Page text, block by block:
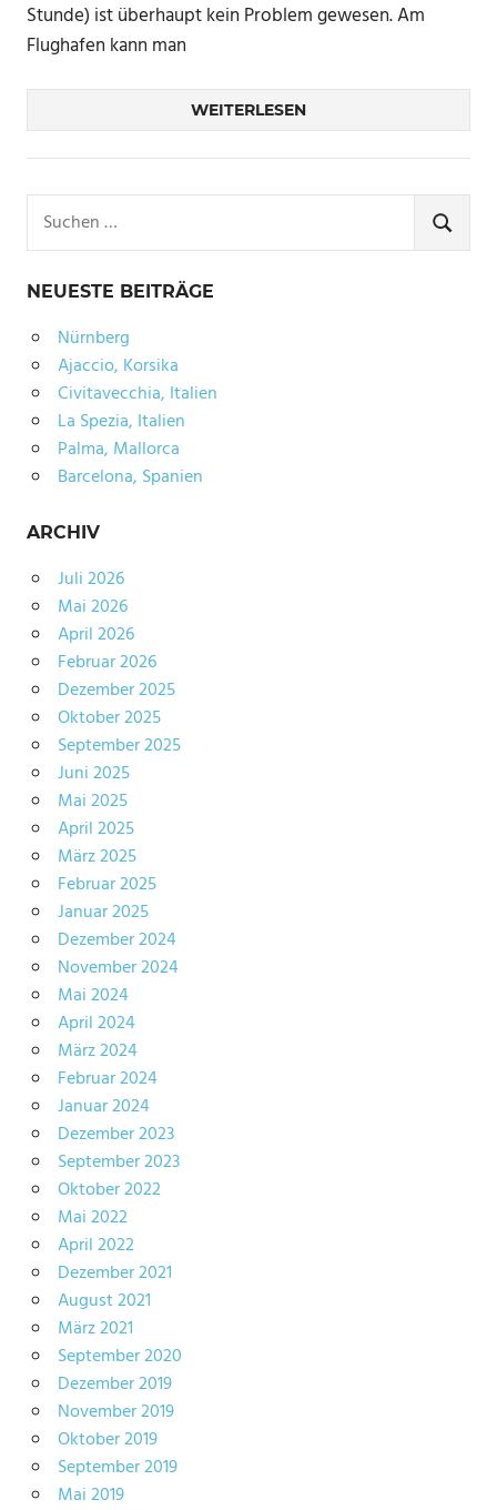
Stunde) ist überhaupt kein Problem gewesen. Am
Flughafen kann man
WEITERLESEN
nach:
SUCHEN
NEUESTE BEITRÄGE
Nürnberg
Ajaccio, Korsika
Civitavecchia, Italien
La Spezia, Italien
Palma, Mallorca
Barcelona, Spanien
ARCHIV
Juli 2026
Mai 2026
April 2026
Februar 2026
Dezember 2025
Oktober 2025
September 2025
Juni 2025
Mai 2025
April 2025
März 2025
Februar 2025
Januar 2025
Dezember 2024
November 2024
Mai 2024
April 2024
März 2024
Februar 2024
Januar 2024
Dezember 2023
September 2023
Oktober 2022
Mai 2022
April 2022
Dezember 2021
August 2021
März 2021
September 2020
Dezember 2019
November 2019
Oktober 2019
September 2019
Mai 2019